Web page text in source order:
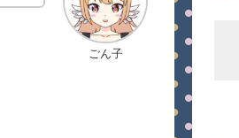
ごん子